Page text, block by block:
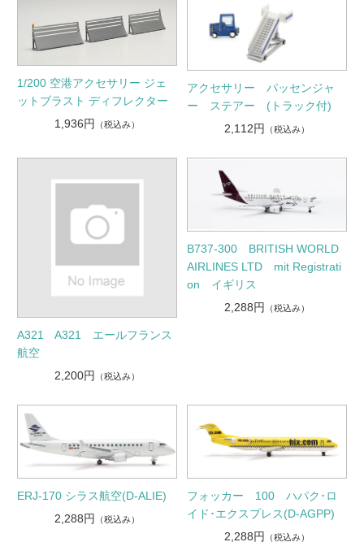
1/200 空港アクセサリー ジェ
ットブラスト ディフレクター
1,936円
（税込み）
アクセサリー パッセンジャ
ー ステアー (トラック付)
2,112円
（税込み）
A321 A321 エールフランス
航空
2,200円
（税込み）
B737-300 BRITISH WORLD
AIRLINES LTD mit Registrati
on イギリス
2,288円
（税込み）
ERJ-170 シラス航空(D-ALIE)
2,288円
（税込み）
フォッカー 100 ハパク･ロ
イド･エクスプレス(D-AGPP)
2,288円
（税込み）